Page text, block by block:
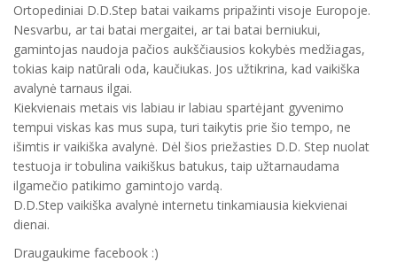
Ortopediniai D.D.Step batai vaikams pripažinti visoje Europoje.
Nesvarbu, ar tai batai mergaitei, ar tai batai berniukui,
gamintojas naudoja pačios aukščiausios kokybės medžiagas,
tokias kaip natūrali oda, kaučiukas. Jos užtikrina, kad vaikiška
avalynė tarnaus ilgai.
Kiekvienais metais vis labiau ir labiau spartėjant gyvenimo
tempui viskas kas mus supa, turi taikytis prie šio tempo, ne
išimtis ir vaikiška avalynė. Dėl šios priežasties D.D. Step nuolat
testuoja ir tobulina vaikiškus batukus, taip užtarnaudama
ilgamečio patikimo gamintojo vardą.
D.D.Step vaikiška avalynė internetu tinkamiausia kiekvienai
dienai.
Draugaukime facebook :)